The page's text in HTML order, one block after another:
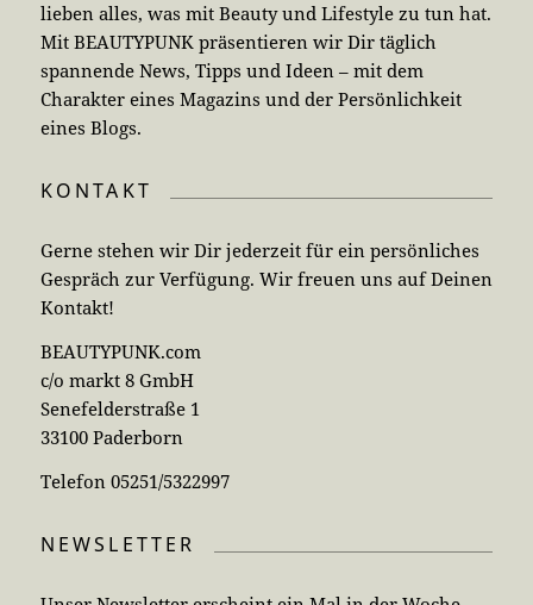
lieben alles, was mit Beauty und Lifestyle zu tun hat.
Mit BEAUTYPUNK präsentieren wir Dir täglich
spannende News, Tipps und Ideen – mit dem
Charakter eines Magazins und der Persönlichkeit
eines Blogs.
KONTAKT
Gerne stehen wir Dir jederzeit für ein persönliches
Gespräch zur Verfügung. Wir freuen uns auf Deinen
Kontakt!
BEAUTYPUNK.com
c/o markt 8 GmbH
Senefelderstraße 1
33100 Paderborn
Telefon 05251/5322997
NEWSLETTER